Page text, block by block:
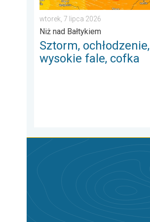
wtorek, 7 lipca 2026
Niż nad Bałtykiem
Sztorm, ochłodzenie,
wysokie fale, cofka